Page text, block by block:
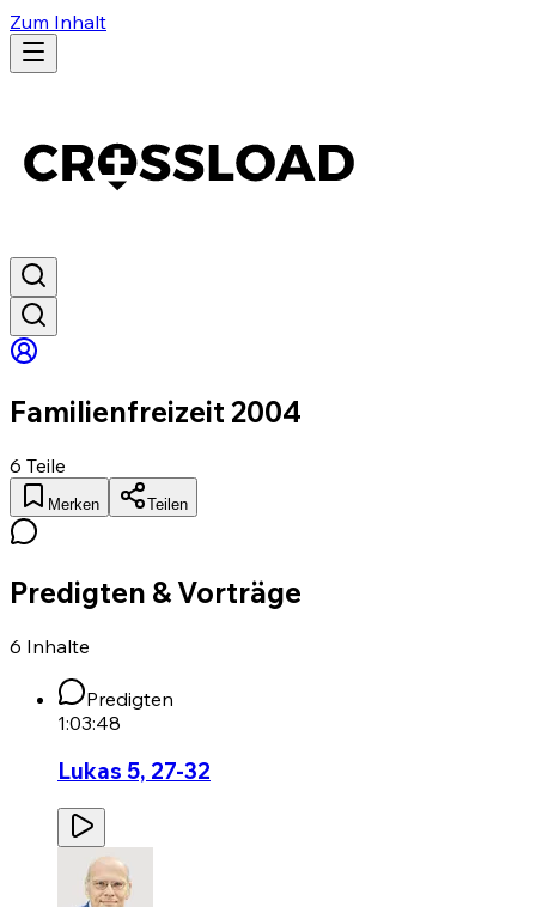
Zum Inhalt
Familienfreizeit 2004
6 Teile
Merken Teilen
Predigten & Vorträge
6 Inhalte
Predigten
1:03:48
Lukas 5, 27-32